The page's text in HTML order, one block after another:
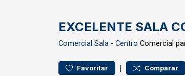
EXCELENTE SALA
Comercial Sala - Centro Comercial
Favoritar | Comparar